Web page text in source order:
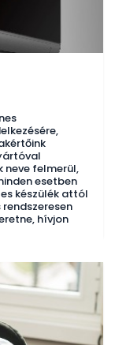
neve felmerül,
esetben
készülék attól
hívjon